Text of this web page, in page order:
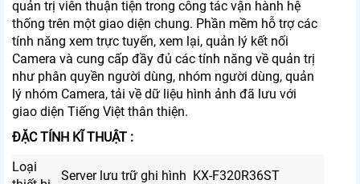
quản trị viên thuận tiện trong công tác vận hành hệ
thống trên một giao diện chung. Phần mềm hỗ trợ các
tính năng xem trực tuyến, xem lại, quản lý kết nối
Camera và cung cấp đầy đủ các tính năng về quản trị
như phân quyền người dùng, nhóm người dùng, quản
lý nhóm Camera, tải về dữ liệu hình ảnh đã lưu với
giao diện Tiếng Việt thân thiện.
ĐẶC TÍNH KĨ THUẬT :
Loại
Server lưu trữ ghi hình KX-F320R36ST